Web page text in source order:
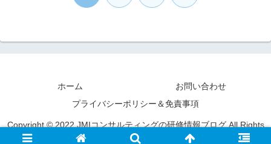
ホーム
お問い合わせ
プライバシーポリシー＆免責事項
Copyright © 2022 JMIコンサルティングの研修情報ブログ All Rights
Reserved.